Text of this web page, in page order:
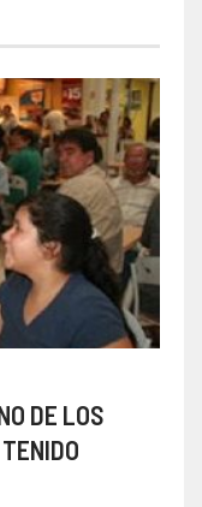
DE LOS